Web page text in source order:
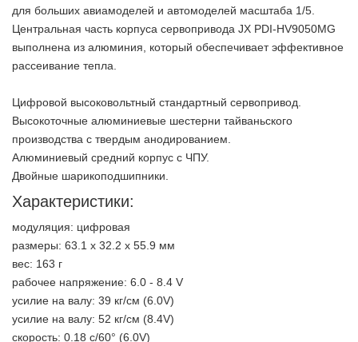
для больших авиамоделей и автомоделей масштаба 1/5.
Центральная часть корпуса сервопривода JX PDI-HV9050MG
выполнена из алюминия, который обеспечивает эффективное
рассеивание тепла.
Цифровой высоковольтный стандартный сервопривод.
Высокоточные алюминиевые шестерни тайваньского
производства с твердым анодированием.
Алюминиевый средний корпус с ЧПУ.
Двойные шарикоподшипники.
Характеристики:
модуляция: цифровая
размеры: 63.1 х 32.2 х 55.9 мм
вес: 163 г
рабочее напряжение: 6.0 - 8.4 V
усилие на валу: 39 кг/см (6.0V)
усилие на валу: 52 кг/см (8.4V)
скорость: 0.18 с/60° (6.0V)